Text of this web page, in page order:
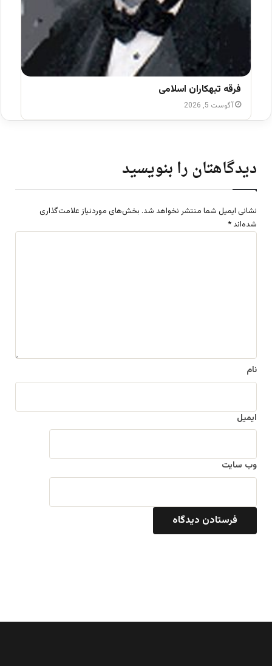
فرقه تبهکاران اسلامی
آگوست 5, 2026
دیدگاهتان را بنویسید
نشانی ایمیل شما منتشر نخواهد شد. بخش‌های موردنیاز علامت‌گذاری
شده‌اند *
نام
ایمیل
وب‌ سایت